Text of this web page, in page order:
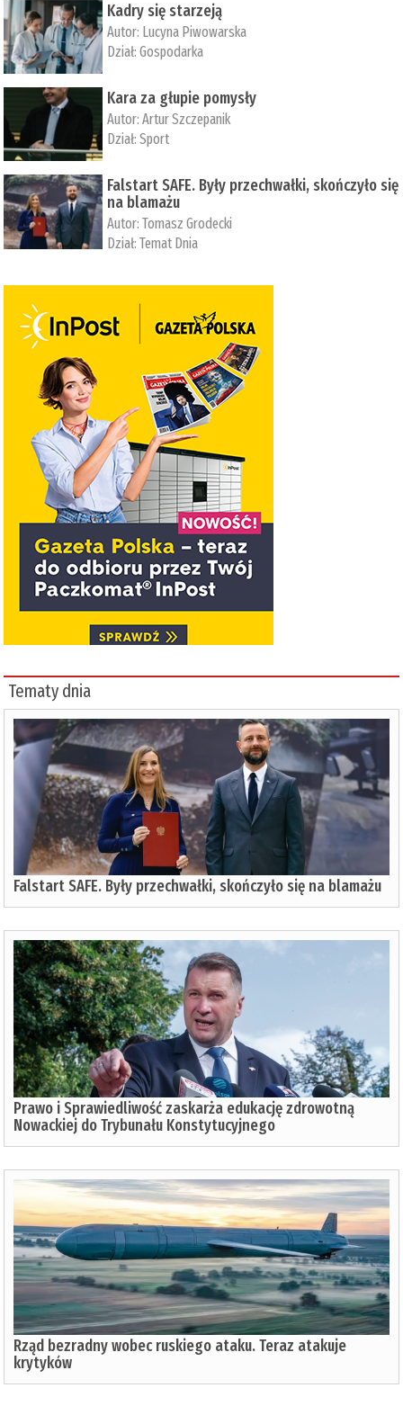
Kadry się starzeją
Autor: Lucyna Piwowarska
Dział:Gospodarka
Kara za głupie pomysły
Autor:Artur Szczepanik
Dział:Sport
Falstart SAFE. Były przechwałki, skończyło się
na blamażu
Autor:Tomasz Grodecki
Dział:Temat Dnia
Tematy dnia
Falstart SAFE. Były przechwałki, skończyło się na blamażu
Prawo i Sprawiedliwość zaskarża edukację zdrowotną
Nowackiej do Trybunału Konstytucyjnego
Rząd bezradny wobec ruskiego ataku. Teraz atakuje
krytyków